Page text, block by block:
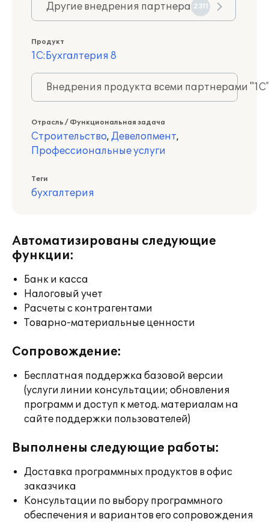
Другие внедрения партнера 2311
Продукт
1С:Бухгалтерия 8
Внедрения продукта всеми партнерами
Отрасль / Функциональная задача
Строительство, Девелопмент,
Профессиональные услуги
Теги
бухгалтерия
Автоматизированы следующие
функции:
Банк и касса
Налоговый учет
Расчеты с контрагентами
Товарно-материальные ценности
Сопровождение:
Бесплатная поддержка базовой версии
(услуги линии консультации; обновления
программ и доступ к метод. материалам на
сайте поддержки пользователей)
Выполнены следующие работы:
Доставка программных продуктов в офис
заказчика
Консультации по выбору программного
обеспечения и вариантов его сопровождения